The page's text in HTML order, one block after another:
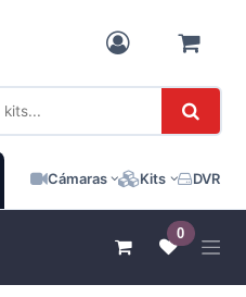
Cámaras Kits DVR /
0